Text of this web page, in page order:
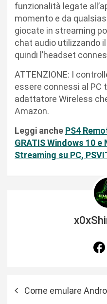
funzionalità legate
momento e da
giocate in streaming
chat audio utilizzando
quindi l’headset
ATTENZIONE: I
essere connessi al PC
adattatore Wireless
Amazon.
Leggi anche PS4
GRATIS Windows 10 e
Streaming su PC,
Come emulare